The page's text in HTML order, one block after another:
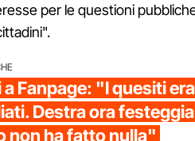
per le questioni
a Fanpage: "I quesiti
Destra ora
non ha fatto nulla"